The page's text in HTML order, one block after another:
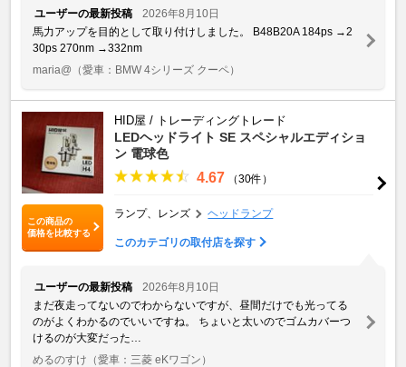
ユーザーの最新投稿
2026年8月10日
馬力アップを目的として取り付けしました。 B48B20A 184ps →2
30ps 270nm →332nm
maria@ （愛車：BMW 4シリーズ クーペ）
この商品の
価格を比較する
HID屋 / トレーディングトレード
LEDヘッドライト SE スペシャルエディショ
ン 電球色
4.67 （30件）
ランプ、レンズ ヘッドランプ
このカテゴリの取付店を探す
ユーザーの最新投稿
2026年8月10日
まだ夜走ってないのでわからないですが、昼間だけでも光ってる
のがよくわかるのでいいですね。 ちょいと太いのでゴムカバーつ
けるのが大変だった…
めるのすけ （愛車：三菱 eKワゴン）